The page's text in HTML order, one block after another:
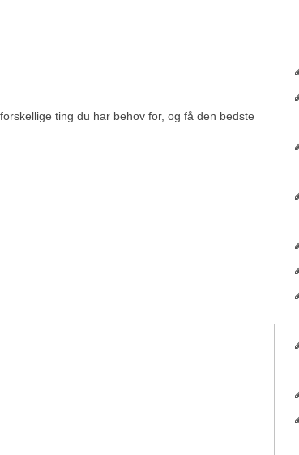
ting du har behov for, og få den bedste